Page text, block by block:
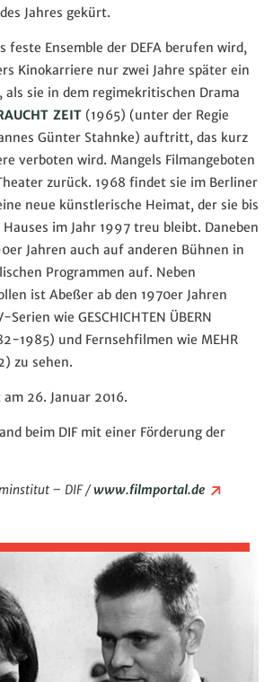
Jahres gekürt.
feste Ensemble der DEFA berufen wird,
Kinokarriere nur zwei Jahre später ein
als sie in dem regimekritischen Drama
ZEIT (1965) (unter der Regie
Günter Stahnke) auftritt, das kurz
verboten wird. Mangels Filmangeboten
zurück. 1968 findet sie im Berliner
neue künstlerische Heimat, der sie bis
im Jahr 1997 treu bleibt. Daneben
Jahren auch auf anderen Bühnen in
Programmen auf. Neben
ist Abeßer ab den 1970er Jahren
wie GESCHICHTEN ÜBERN
1985) und Fernsehfilmen wie MEHR
zu sehen.
26. Januar 2016.
beim DIF mit einer Förderung der
– DIF /www.filmportal.de